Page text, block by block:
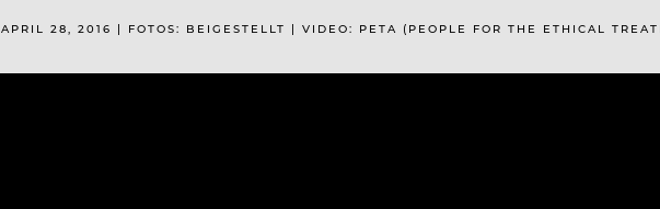
APRIL 28, 2016 | FOTOS: BEIGESTELLT | VIDEO: PETA (PEOPLE FOR THE ETHICAL